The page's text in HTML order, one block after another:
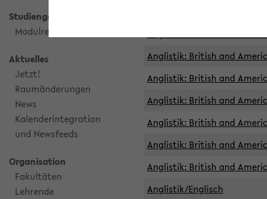
Studiengangsauswahl
Modulrecherche
Aktuelles
Jetzt!
Raumänderungen
News
Kalenderintegration
und Newsfeeds
Organisation
Fakultäten
Lehrende
Anglistik: British and
Anglistik: British and
Anglistik: British and
Anglistik: British and
Anglistik: British and
Anglistik: British and
Anglistik: British and
Anglistik/Englisch